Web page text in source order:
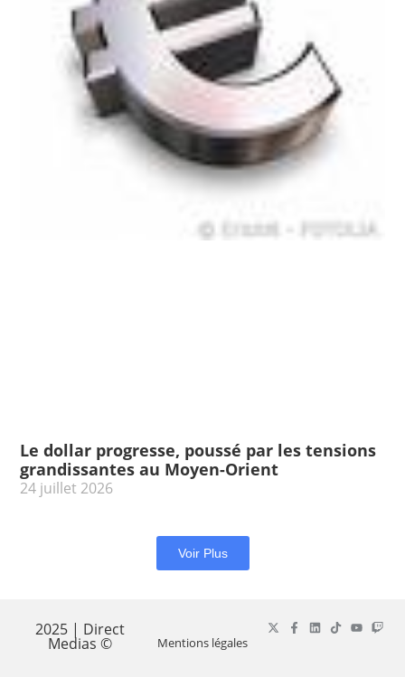
Le dollar progresse, poussé par les tensions
grandissantes au Moyen-Orient
24 juillet 2026
Voir Plus
2025 | Direct
Medias © Mentions légales